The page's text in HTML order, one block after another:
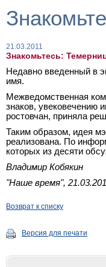
21.03.2011
Знакомьтесь:
Недавно введенный в
имя.
Межведомственная
знаков, увековечению
ростовчан, приняла
Таким образом, идея
реализована. По
которых из десяти
Владимир Кобякин
"Наше время",
Возврат к списку
Версия для печати